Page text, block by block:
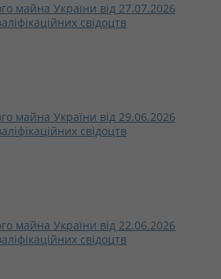
майна України від 27.07.2026
свідоцтв
майна України від 29.06.2026
свідоцтв
майна України від 22.06.2026
свідоцтв